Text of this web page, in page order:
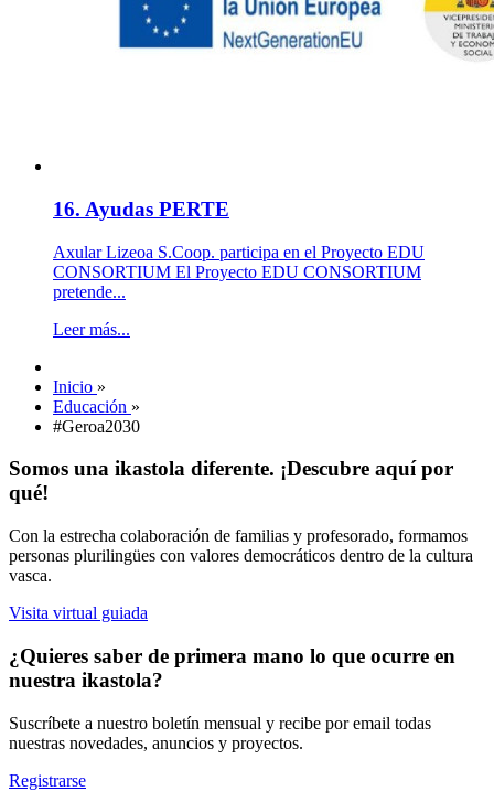
16. Ayudas PERTE
Axular Lizeoa S.Coop. participa en el Proyecto EDU
CONSORTIUM El Proyecto EDU CONSORTIUM
pretende...
Leer más...
Inicio »
Educación »
#Geroa2030
Somos una ikastola diferente. ¡Descubre aquí por
qué!
Con la estrecha colaboración de familias y profesorado, formamos
personas plurilingües con valores democráticos dentro de la cultura
vasca.
Visita virtual guiada
¿Quieres saber de primera mano lo que ocurre en
nuestra ikastola?
Suscríbete a nuestro boletín mensual y recibe por email todas
nuestras novedades, anuncios y proyectos.
Registrarse